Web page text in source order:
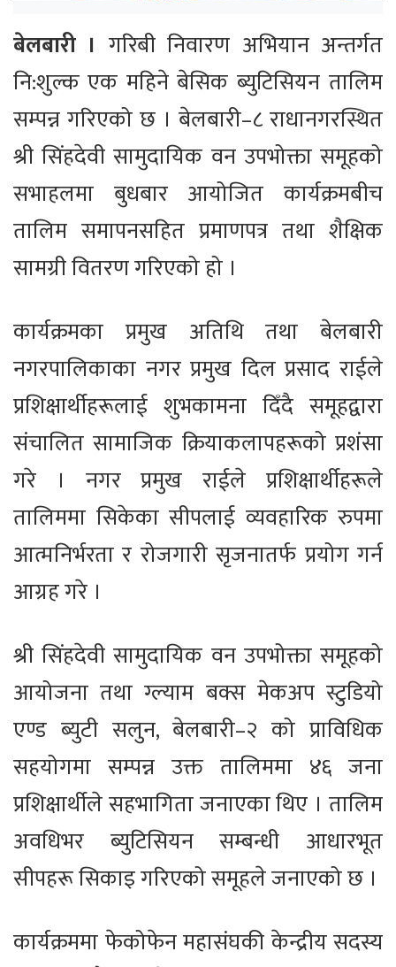
बेलबारी । गरिबी निवारण अभियान अन्तर्गत
नि:शुल्क एक महिने बेसिक ब्युटिसियन तालिम
सम्पन्न गरिएको छ । बेलबारी–८ राधानगरस्थित
श्री सिंहदेवी सामुदायिक वन उपभोक्ता समूहको
सभाहलमा बुधबार आयोजित कार्यक्रमबीच
तालिम समापनसहित प्रमाणपत्र तथा शैक्षिक
सामग्री वितरण गरिएको हो ।
कार्यक्रमका प्रमुख अतिथि तथा बेलबारी
नगरपालिकाका नगर प्रमुख दिल प्रसाद राईले
प्रशिक्षार्थीहरूलाई शुभकामना दिँदै समूहद्वारा
संचालित सामाजिक क्रियाकलापहरूको प्रशंसा
गरे । नगर प्रमुख राईले प्रशिक्षार्थीहरूले
तालिममा सिकेका सीपलाई व्यवहारिक रुपमा
आत्मनिर्भरता र रोजगारी सृजनातर्फ प्रयोग गर्न
आग्रह गरे ।
श्री सिंहदेवी सामुदायिक वन उपभोक्ता समूहको
आयोजना तथा ग्ल्याम बक्स मेकअप स्टुडियो
एण्ड ब्युटी सलुन, बेलबारी–२ को प्राविधिक
सहयोगमा सम्पन्न उक्त तालिममा ४६ जना
प्रशिक्षार्थीले सहभागिता जनाएका थिए । तालिम
अवधिभर ब्युटिसियन सम्बन्धी आधारभूत
सीपहरू सिकाइ गरिएको समूहले जनाएको छ ।
कार्यक्रममा फेकोफेन महासंघकी केन्द्रीय सदस्य